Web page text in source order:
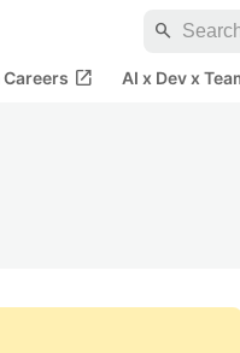
search
open_in_new AI x Dev x